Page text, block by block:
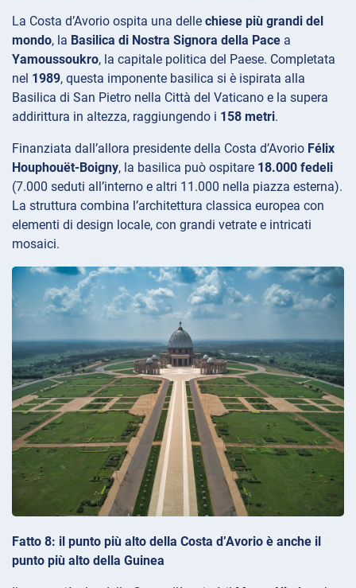
La Costa d’Avorio ospita una delle chiese più grandi del
mondo, la Basilica di Nostra Signora della Pace a
Yamoussoukro, la capitale politica del Paese. Completata
nel 1989, questa imponente basilica si è ispirata alla
Basilica di San Pietro nella Città del Vaticano e la supera
addirittura in altezza, raggiungendo i 158 metri.
Finanziata dall’allora presidente della Costa d’Avorio Félix
Houphouët-Boigny, la basilica può ospitare 18.000 fedeli
(7.000 seduti all’interno e altri 11.000 nella piazza esterna).
La struttura combina l’architettura classica europea con
elementi di design locale, con grandi vetrate e intricati
mosaici.
Fatto 8: il punto più alto della Costa d’Avorio è anche il
punto più alto della Guinea